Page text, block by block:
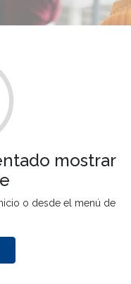
mostrar
o desde el menú de